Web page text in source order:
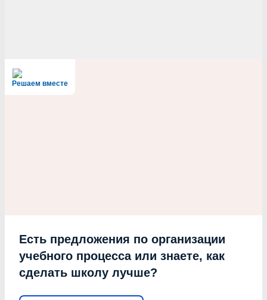
Решаем вместе
Есть предложения по организации
учебного процесса или знаете, как
сделать школу лучше?